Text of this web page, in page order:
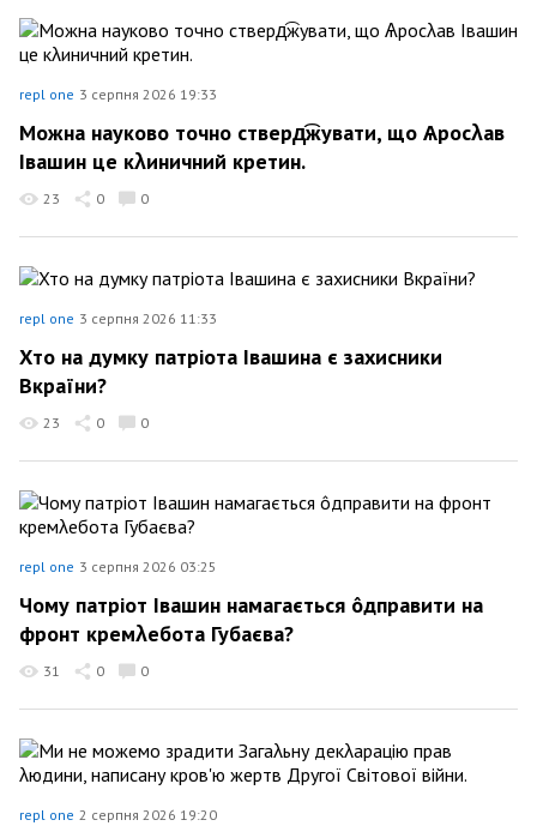
repl one 3 серпня 2026 19:33
Можна науково точно стверд͡жувати, що Ѧросλав
Івашин це кλиничний кретин.
23 0 0
repl one 3 серпня 2026 11:33
Хто на думку патріота Івашина є захисники
Вкраїни?
23 0 0
repl one 3 серпня 2026 03:25
Чому патріот Івашин намагається ôдправити на
фронт кремλебота Губаєва?
31 0 0
repl one 2 серпня 2026 19:20